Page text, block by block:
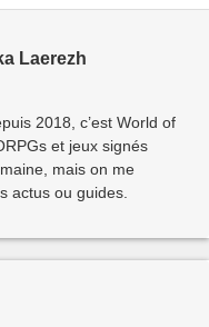
Laerezh
2018, c’est World of
et jeux signés
mais on me
actus ou guides.